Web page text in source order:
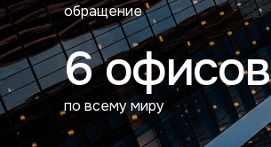
обращение
6 офисов
по всему миру